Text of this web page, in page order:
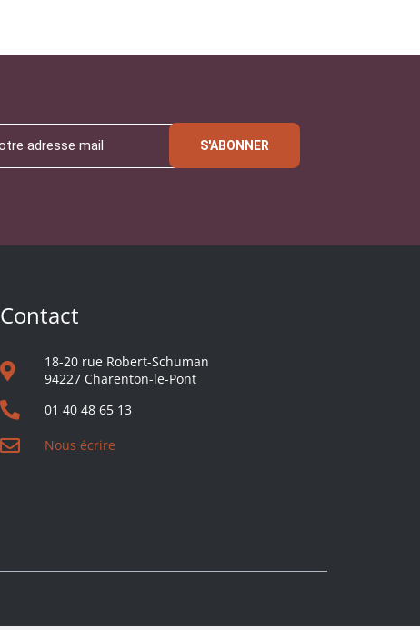
S'ABONNER
Contact
18-20 rue Robert-Schuman
94227 Charenton-le-Pont
01 40 48 65 13
Nous écrire